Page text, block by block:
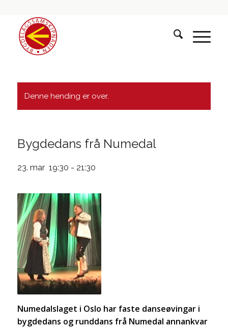
Denne hending er over.
Bygdedans frå Numedal
23. mar 19:30 - 21:30
Numedalslaget i Oslo har faste danseøvingar i
bygdedans og runddans frå Numedal annankvar